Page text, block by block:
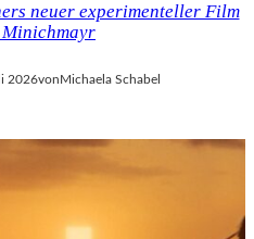
neuer experimenteller Film
2026von Michaela Schabel